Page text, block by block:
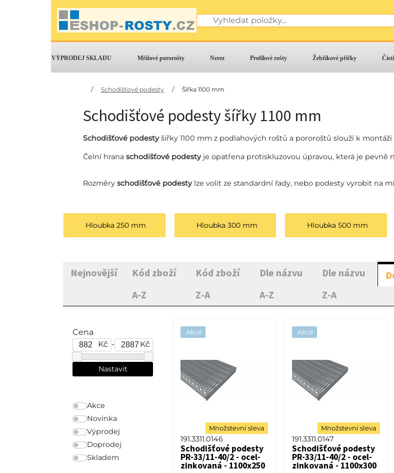
VÝPRODEJ SKLADU Mřížové pororošty Nerez Profilové rošty Žebříkové příčky
/ Schodišťové podesty / Šířka 1100 mm
Schodišťové podesty šířky 1100 mm
Schodišťové podestyšířky 1100 mm z podlahových roštů a pororoštů slouží k
Čelní hrana schodišťové podestyje opatřena protiskluzovou úpravou, která je pevně
Rozměry schodišťové podestylze volit ze standardní řady, nebo podesty vyrobit na
Hloubka 250 mm Hloubka 300 mm Hloubka 500 mm
Nejnovější
Kód zboží
A-Z
Kód zboží
Z-A
Dle názvu
A-Z
Dle názvu
Z-A
Cena
Kč - Kč
Akce
Novinka
Výprodej
Doprodej
Skladem
Akce
Množstevní sleva
191.3311.0146
Schodišťové podesty
PR-33/11-40/2 - ocel-
zinkovaná - 1100x250
Akce
Množstevní sleva
191.3311.0147
Schodišťové podesty
PR-33/11-40/2 - ocel-
zinkovaná - 1100x300